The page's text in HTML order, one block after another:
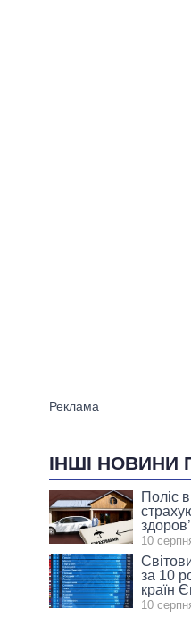
ІНШІ НОВИНИ
Поліс
10
за 10
країн
10